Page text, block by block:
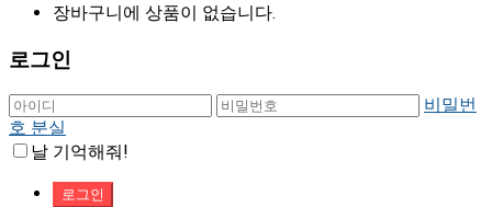
장바구니에 상품이 없습니다.
로그인
비밀번
호 분실
날 기억해줘!